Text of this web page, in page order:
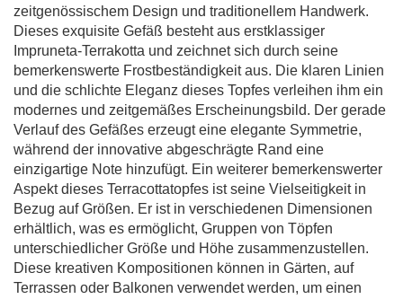
zeitgenössischem Design und traditionellem Handwerk.
Dieses exquisite Gefäß besteht aus erstklassiger
Impruneta-Terrakotta und zeichnet sich durch seine
bemerkenswerte Frostbeständigkeit aus. Die klaren Linien
und die schlichte Eleganz dieses Topfes verleihen ihm ein
modernes und zeitgemäßes Erscheinungsbild. Der gerade
Verlauf des Gefäßes erzeugt eine elegante Symmetrie,
während der innovative abgeschrägte Rand eine
einzigartige Note hinzufügt. Ein weiterer bemerkenswerter
Aspekt dieses Terracottatopfes ist seine Vielseitigkeit in
Bezug auf Größen. Er ist in verschiedenen Dimensionen
erhältlich, was es ermöglicht, Gruppen von Töpfen
unterschiedlicher Größe und Höhe zusammenzustellen.
Diese kreativen Kompositionen können in Gärten, auf
Terrassen oder Balkonen verwendet werden, um einen